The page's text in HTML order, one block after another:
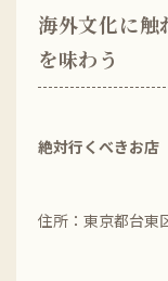
海外文化に触
を味わう
絶対行くべきお
住所：東京都台東